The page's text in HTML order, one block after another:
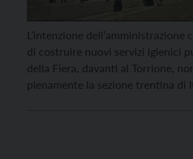
L’intenzione dell’amministrazione
di costruire nuovi servizi igienici
della Fiera, davanti al Torrione,
pienamente la sezione trentina di